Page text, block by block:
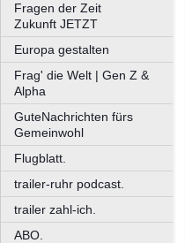
Fragen der Zeit
Zukunft JETZT
Europa gestalten
Frag' die Welt | Gen Z &
Alpha
GuteNachrichten fürs
Gemeinwohl
Flugblatt.
trailer-ruhr podcast.
trailer zahl-ich.
ABO.